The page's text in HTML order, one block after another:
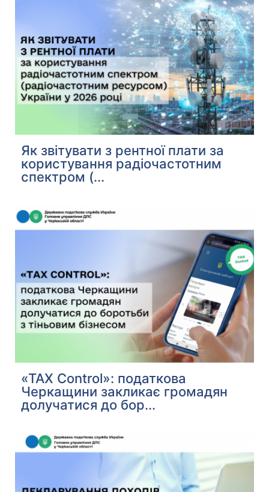
Як звітувати з рентної плати за
користування радіочастотним
спектром (...
«TAX Control»: податкова
Черкащини закликає громадян
долучатися до бор...